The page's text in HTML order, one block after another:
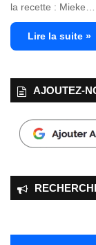
la recette : Mieke…
Lire la suite »